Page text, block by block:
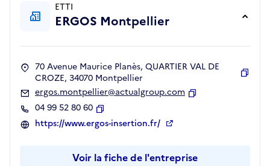
ETTI
ERGOS Montpellier
70 Avenue Maurice Planès, QUARTIER VAL DE
CROZE, 34070 Montpellier
ergos.montpellier@actualgroup.com
04 99 52 80 60
Copier
https://www.ergos-insertion.fr/
Voir la fiche de l'entreprise